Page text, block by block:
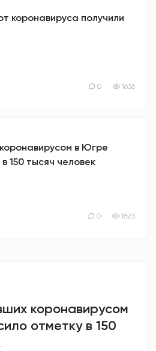
коронавируса получили
0 1636
в Югре
150 тысяч человек
0 1823
коронавирусом
отметку в 150